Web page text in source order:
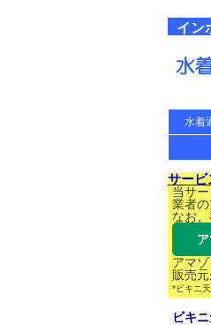
イン
水着
サービ
当サ
業者
なお
アマ
販売
*ビキニ
ビキ